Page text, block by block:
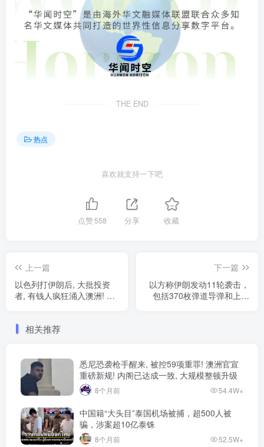
THE END
热点
喜欢就支持一下吧
点赞558 分享 收藏
上一篇
以色列打伊朗后, 大批投资
者, 有钱人疯狂涌入澳洲! 成
下一篇
以方称伊朗发动11轮袭击，
包括370枚弹道导弹和上百
相关推荐
悉尼恐袭枪手醒来, 被控59项重罪! 澳洲官宣
重磅新规! 内阁已达成一致, 大规模整顿升级
8个月前 54.4W+
中国籍“大头目”泰国机场被捕，超500人被
骗，涉案超10亿泰铢
8个月前 52.5W+